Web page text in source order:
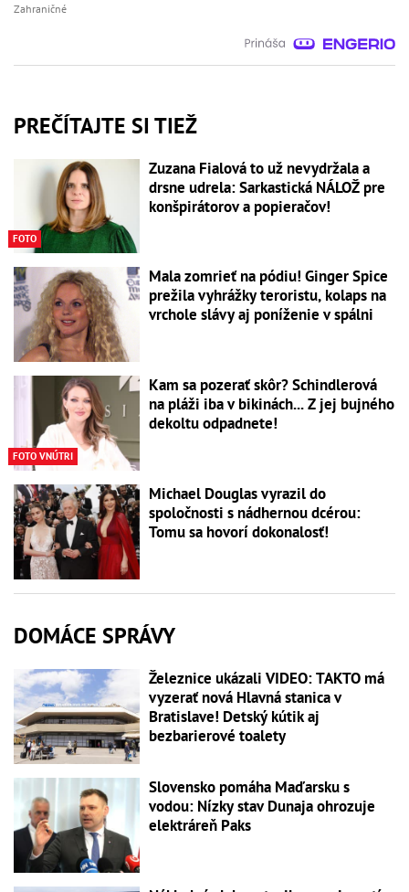
Zahraničné
PREČÍTAJTE SI TIEŽ
FOTO
Zuzana Fialová to už nevydržala a
drsne udrela: Sarkastická NÁLOŽ pre
konšpirátorov a popieračov!
Mala zomrieť na pódiu! Ginger Spice
prežila vyhrážky teroristu, kolaps na
vrchole slávy aj poníženie v spálni
FOTO VNÚTRI
Kam sa pozerať skôr? Schindlerová
na pláži iba v bikinách... Z jej bujného
dekoltu odpadnete!
Michael Douglas vyrazil do
spoločnosti s nádhernou dcérou:
Tomu sa hovorí dokonalosť!
DOMÁCE SPRÁVY
Železnice ukázali VIDEO: TAKTO má
vyzerať nová Hlavná stanica v
Bratislave! Detský kútik aj
bezbarierové toalety
Slovensko pomáha Maďarsku s
vodou: Nízky stav Dunaja ohrozuje
elektráreň Paks